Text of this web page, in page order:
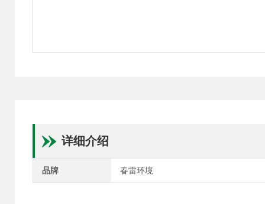
详细介绍
品牌 春雷环境